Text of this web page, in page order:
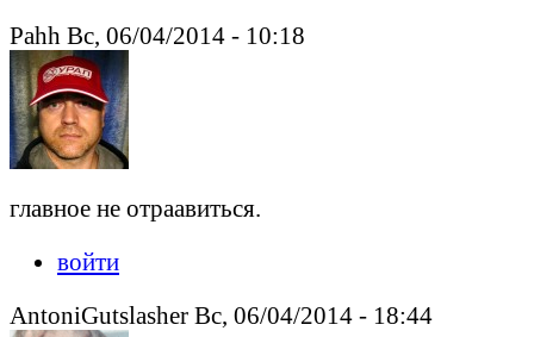
Pahh Вс, 06/04/2014 - 10:18
главное не отраавиться.
войти
AntoniGutslasher Вс, 06/04/2014 - 18:44